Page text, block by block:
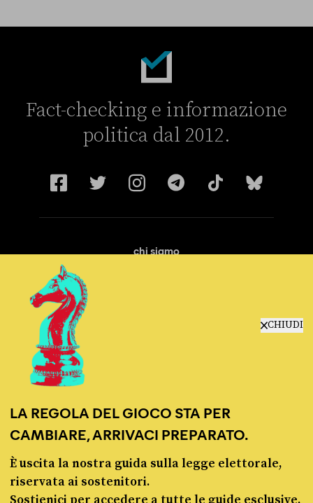
CHIUDI
LA REGOLA DEL GIOCO STA PER
CAMBIARE, ARRIVACI PREPARATO.
È uscita la nostra guida sulla legge elettorale,
riservata ai sostenitori.
Fact-checking e informazione
politica dal 2012.
chi siamo
© Pagella Politica 2012 - 2026